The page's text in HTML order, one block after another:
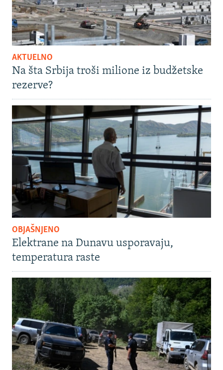
AKTUELNO
Na šta Srbija troši milione iz budžetske
rezerve?
OBJAŠNJENO
Elektrane na Dunavu usporavaju,
temperatura raste